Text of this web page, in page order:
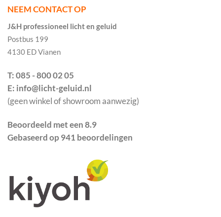
NEEM CONTACT OP
J&H professioneel licht en geluid
Postbus 199
4130 ED Vianen
T: 085 - 800 02 05
E: info@licht-geluid.nl
(geen winkel of showroom aanwezig)
Beoordeeld met een 8.9
Gebaseerd op 941 beoordelingen